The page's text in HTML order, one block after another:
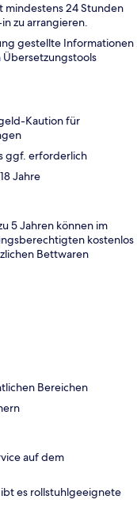
24 Stunden
zu arrangieren.
gestellte Informationen
Kaution für
ggf. erforderlich
Jahre
5 Jahren können im
kostenlos
Bettwaren
Bereichen
auf dem
es rollstuhlgeeignete